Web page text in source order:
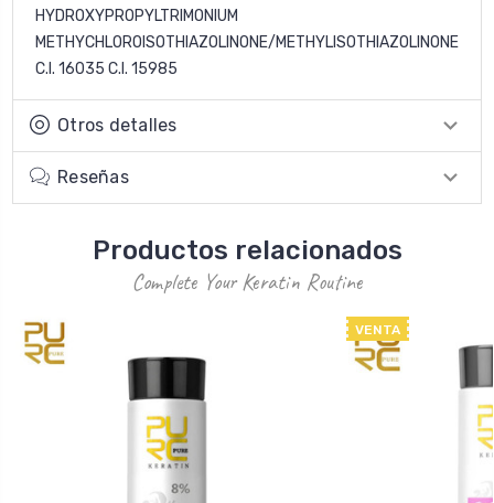
HYDROXYPROPYLTRIMONIUM
METHYCHLOROISOTHIAZOLINONE/METHYLISOTHIAZOLINONE
C.I. 16035 C.I. 15985
Otros detalles
Reseñas
Productos relacionados
Complete Your Keratin Routine
VENTA